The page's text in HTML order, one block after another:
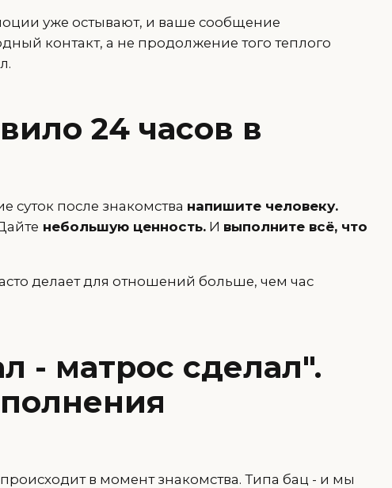
уже остывают, и ваше сообщение
контакт, а не продолжение того теплого
24 часов в
суток после знакомства напишите человеку.
небольшую ценность. И выполните всё, что
делает для отношений больше, чем час
- матрос сделал".
в момент знакомства. Типа бац - и мы